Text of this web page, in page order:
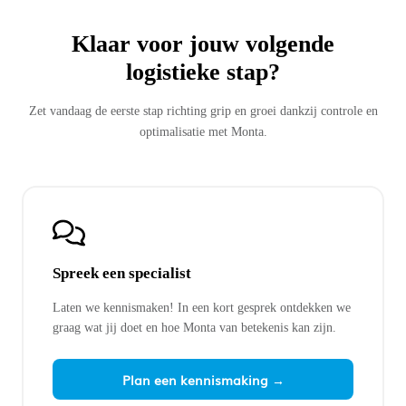
Klaar voor jouw volgende
logistieke stap?
Zet vandaag de eerste stap richting grip en groei dankzij controle en
optimalisatie met Monta.
Spreek een specialist
Laten we kennismaken! In een kort gesprek ontdekken we
graag wat jij doet en hoe Monta van betekenis kan zijn.
Plan een kennismaking →